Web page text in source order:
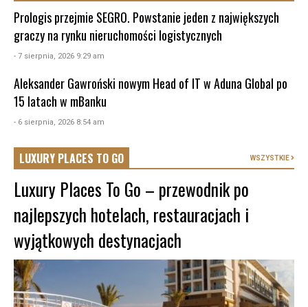
Prologis przejmie SEGRO. Powstanie jeden z największych
graczy na rynku nieruchomości logistycznych
- 7 sierpnia, 2026 9:29 am
Aleksander Gawroński nowym Head of IT w Aduna Global po
15 latach w mBanku
- 6 sierpnia, 2026 8:54 am
LUXURY PLACES TO GO WSZYSTKIE
Luxury Places To Go – przewodnik po
najlepszych hotelach, restauracjach i
wyjątkowych destynacjach